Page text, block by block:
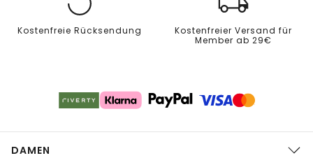
Kostenfreie Rücksendung
Kostenfreier Versand für
Member ab 29€
DAMEN